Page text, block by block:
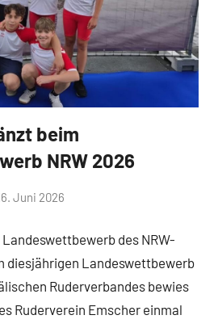
beim
NRW 2026
Juni 2026
Landeswettbewerb des NRW-
diesjährigen Landeswettbewerb
Ruderverbandes bewies
Ruderverein Emscher einmal